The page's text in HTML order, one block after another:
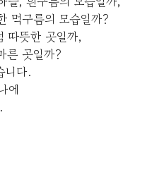
먹구름의 모습일까?
따뜻한 곳일까,
른 곳일까?
니다.
에